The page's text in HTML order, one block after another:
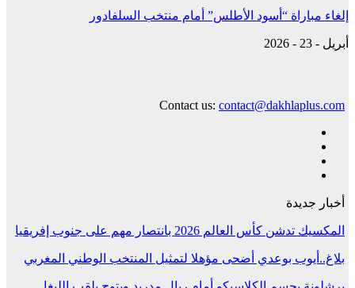
إلغاء مباراة “أسود الأطلس” أمام منتخب السلفادور
أبريل - 23 - 2026
Contact us: contact@dakhlaplus.com
أخبار جديدة
المكسيك تدشن كأس العالم 2026 بانتصار مهم على جنوب إفريقيا
بلاغ..أيوب بوعدي أضحى مؤهلا لتمثيل المنتخب الوطني المغربي